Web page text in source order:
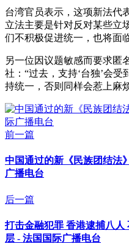
台湾官员表示，这项新法代
立法主要是针对反对某些立
们不积极促进统一，也将面
另一位因议题敏感而要求匿
社：“过去，支持‘台独’会
持统一，否则同样会惹上麻
前一篇
中国通过的新《民族团结法
广播电台
后一篇
打击金融犯罪 香港逮捕八
层 - 法国国际广播电台